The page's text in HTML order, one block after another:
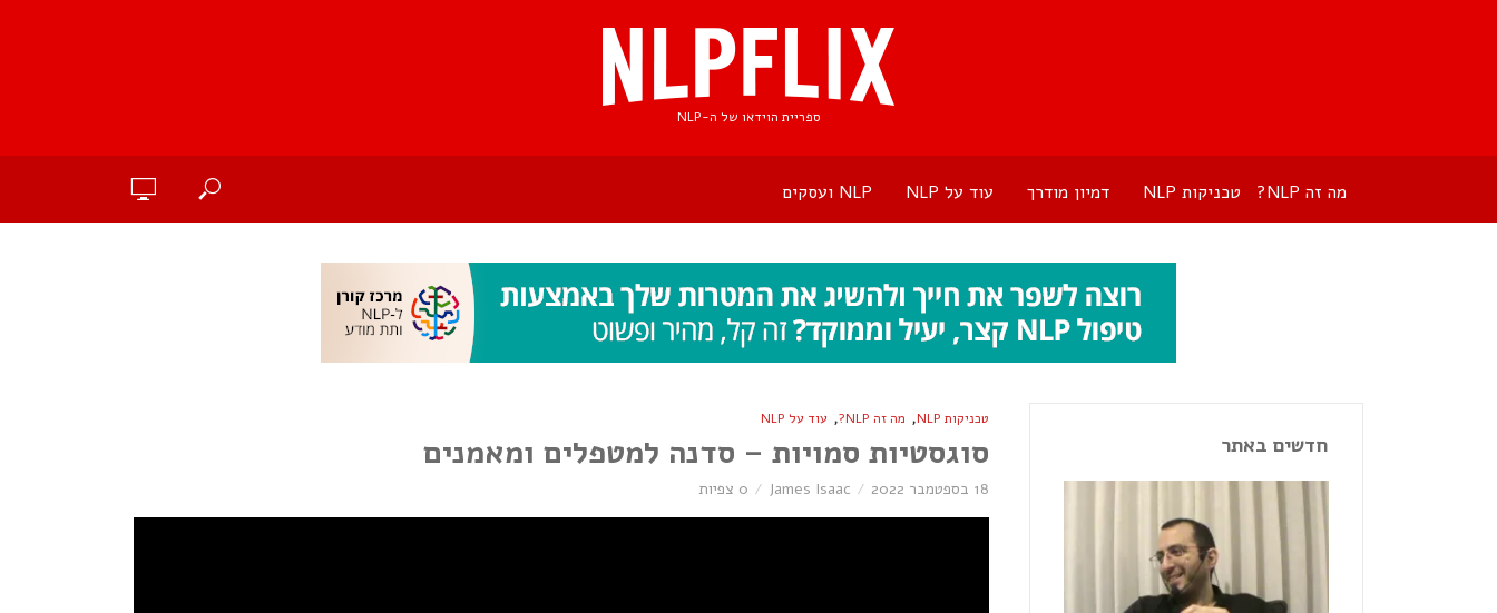
ספריית הוידאו של ה-NLP
מה זה NLP? טכניקות NLP דמיון מודרך עוד על NLP NLP ועסקים
טכניקות NLP , מה זה NLP? , עוד על NLP
סוגסטיות סמויות – סדנה למטפלים ומאמנים
18 בספטמבר 2022 James Isaac 0 צפיות
חדשים באתר